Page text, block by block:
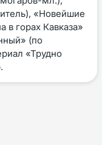
«Новейшие
в горах Кавказа»
(по
«Трудно